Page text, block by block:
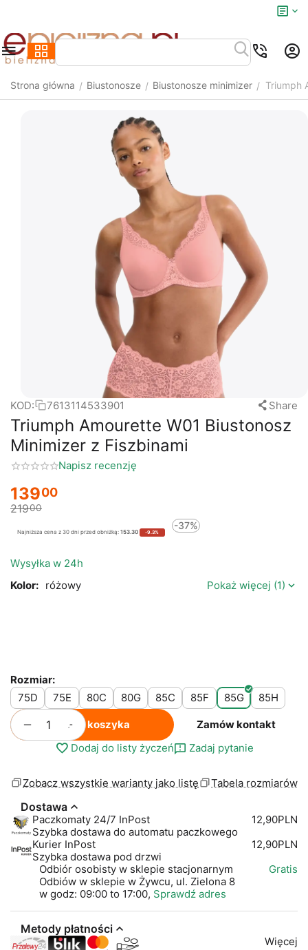
Strona główna / Biustonosze / Biustonosze minimizer / Triumph
KOD: 7613114533901 Share
Triumph Amourette W01 Biustonosz
Minimizer z Fiszbinami
Napisz recenzję
13900
21900
Najniższa cena z 30 dni przed obniżką: 153.30 -9.3%
-37%
Wysyłka w 24h
Kolor: różowy Pokaż więcej (1)
Rozmiar:
75D
75E 80C 80G 85C 85F 85G 85H
+
− Do koszyka
Zamów kontakt
Dodaj do listy życzeń
Zadaj pytanie
Zobacz wszystkie warianty jako listę Tabela rozmiarów
Dostawa
Paczkomaty 24/7 InPost
Szybka dostawa do automatu paczkowego
12,90PLN
Kurier InPost
Szybka dostawa pod drzwi
12,90PLN
Odbiór osobisty w sklepie stacjonarnym
Odbiów w sklepie w Żywcu, ul. Zielona 8
w godz: 09:00 to 17:00, Sprawdź adres
Gratis
Metody płatności
Więcej